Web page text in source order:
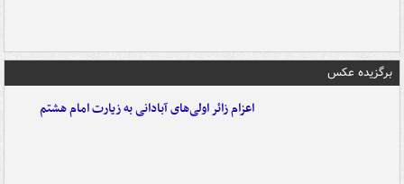
برگزیده عکس
اعزام زائر اولی‌های آبادانی به زیارت امام هشتم